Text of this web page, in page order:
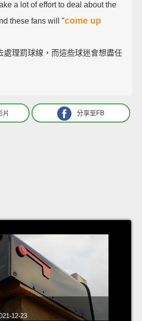
a lot of effort to deal about the
these fans will "come up
處理罰球線，而這些球迷會想盡任
片 分享至FB
12-23